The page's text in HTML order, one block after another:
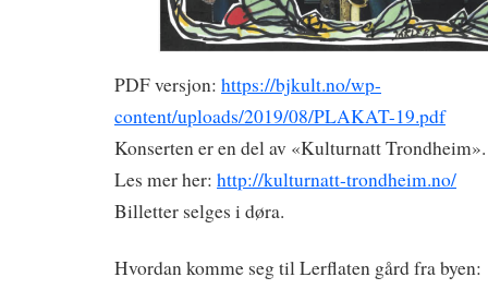
PDF versjon: https://bjkult.no/wp-
content/uploads/2019/08/PLAKAT-19.pdf
Konserten er en del av «Kulturnatt Trondheim».
Les mer her: http://kulturnatt-trondheim.no/
Billetter selges i døra.
Hvordan komme seg til Lerflaten gård fra byen: